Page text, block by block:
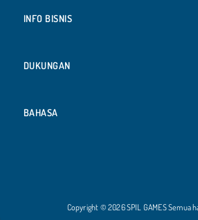
INFO BISNIS
DUKUNGAN
BAHASA
Copyright © 2026 SPIL GAMES Semua